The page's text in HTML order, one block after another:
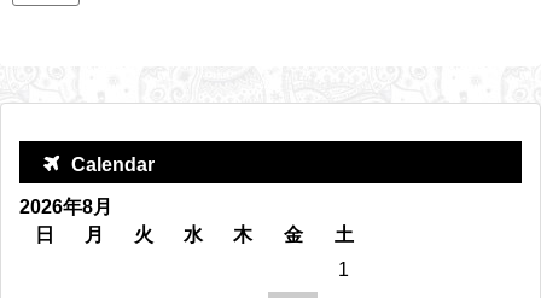
Calendar
2026年8月
日
月 火 水 木 金
土
1